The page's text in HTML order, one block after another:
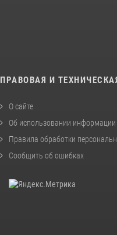
ПРАВОВАЯ И
О сайте
Об использовании информации
Правила обработки
Сообщить об ошибках